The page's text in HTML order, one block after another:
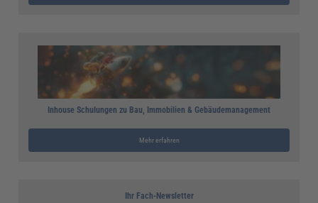
Inhouse Schulungen zu Bau, Immobilien & Gebäudemanagement
Mehr erfahren
Ihr Fach-Newsletter